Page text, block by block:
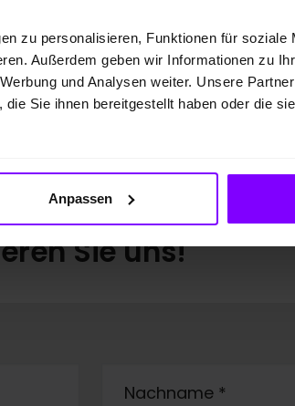
zu personalisieren, Funktionen für soziale
Außerdem geben wir Informationen zu
und Analysen weiter. Unsere
Sie ihnen bereitgestellt haben oder die
Anpassen
Sie uns!
Nachname *